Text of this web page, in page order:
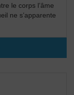
le corps l’âme
ne s’apparente